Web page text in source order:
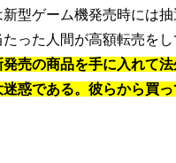
型ゲーム機発売時には抽
った人間が高額転売を
発売の商品を手に入れて
惑である。彼らから買